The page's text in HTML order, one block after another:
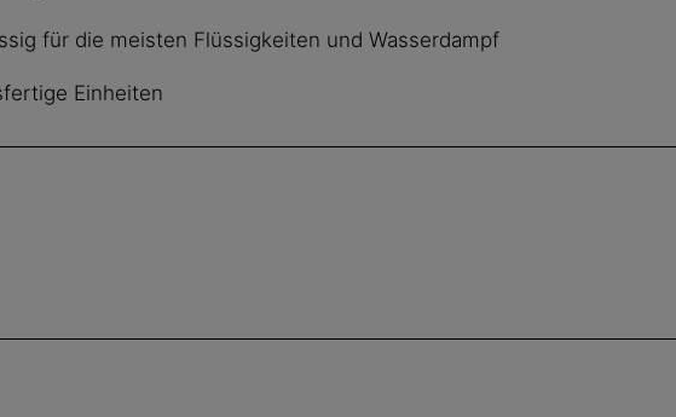
für die meisten Flüssigkeiten und Wasserdampf
Einheiten